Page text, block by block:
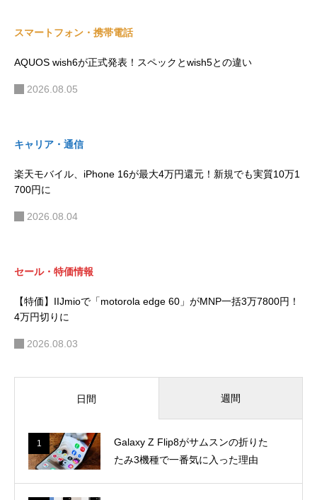
スマートフォン・携帯電話
AQUOS wish6が正式発表！スペックとwish5との違い
2026.08.05
キャリア・通信
楽天モバイル、iPhone 16が最大4万円還元！新規でも実質10万1
700円に
2026.08.04
セール・特価情報
【特価】IIJmioで「motorola edge 60」がMNP一括3万7800円！
4万円切りに
2026.08.03
日間 週間
1
Galaxy Z Flip8がサムスンの折りた
たみ3機種で一番気に入った理由